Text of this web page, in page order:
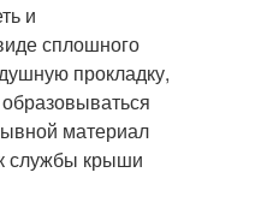
и
сплошного
прокладку,
материал
службы крыши